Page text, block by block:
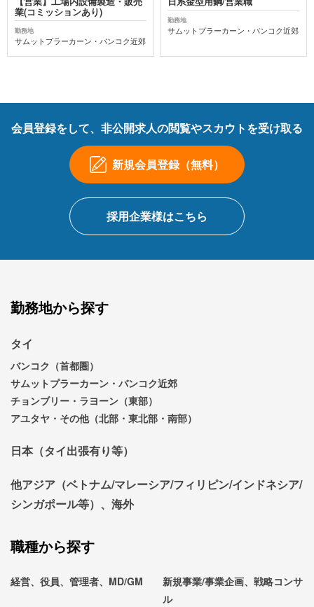
業(コミッションあり)
勤務地
サムットプラーカーン・バンコク近郊
勤務地
サムットプラーカーン・バンコク近郊
会員登録をして、非公開求人の閲覧やスカウトを受け取る
新規会員登録（無料）
採用企業様はこちら
勤務地から探す
タイ
バンコク（首都圏）
サムットプラーカーン・バンコク近郊
チョンブリー・ラヨーン（東部）
アユタヤ・その他（北部・東北部・南部）
日本（タイ出張有り等）
他アジア（ベトナム/マレーシア/フィリピン/インドネシア/
シンガポール等）、海外
職種から探す
経営、役員、管理者、MD/GM
新規事業/事業企画、戦略コンサ
ル